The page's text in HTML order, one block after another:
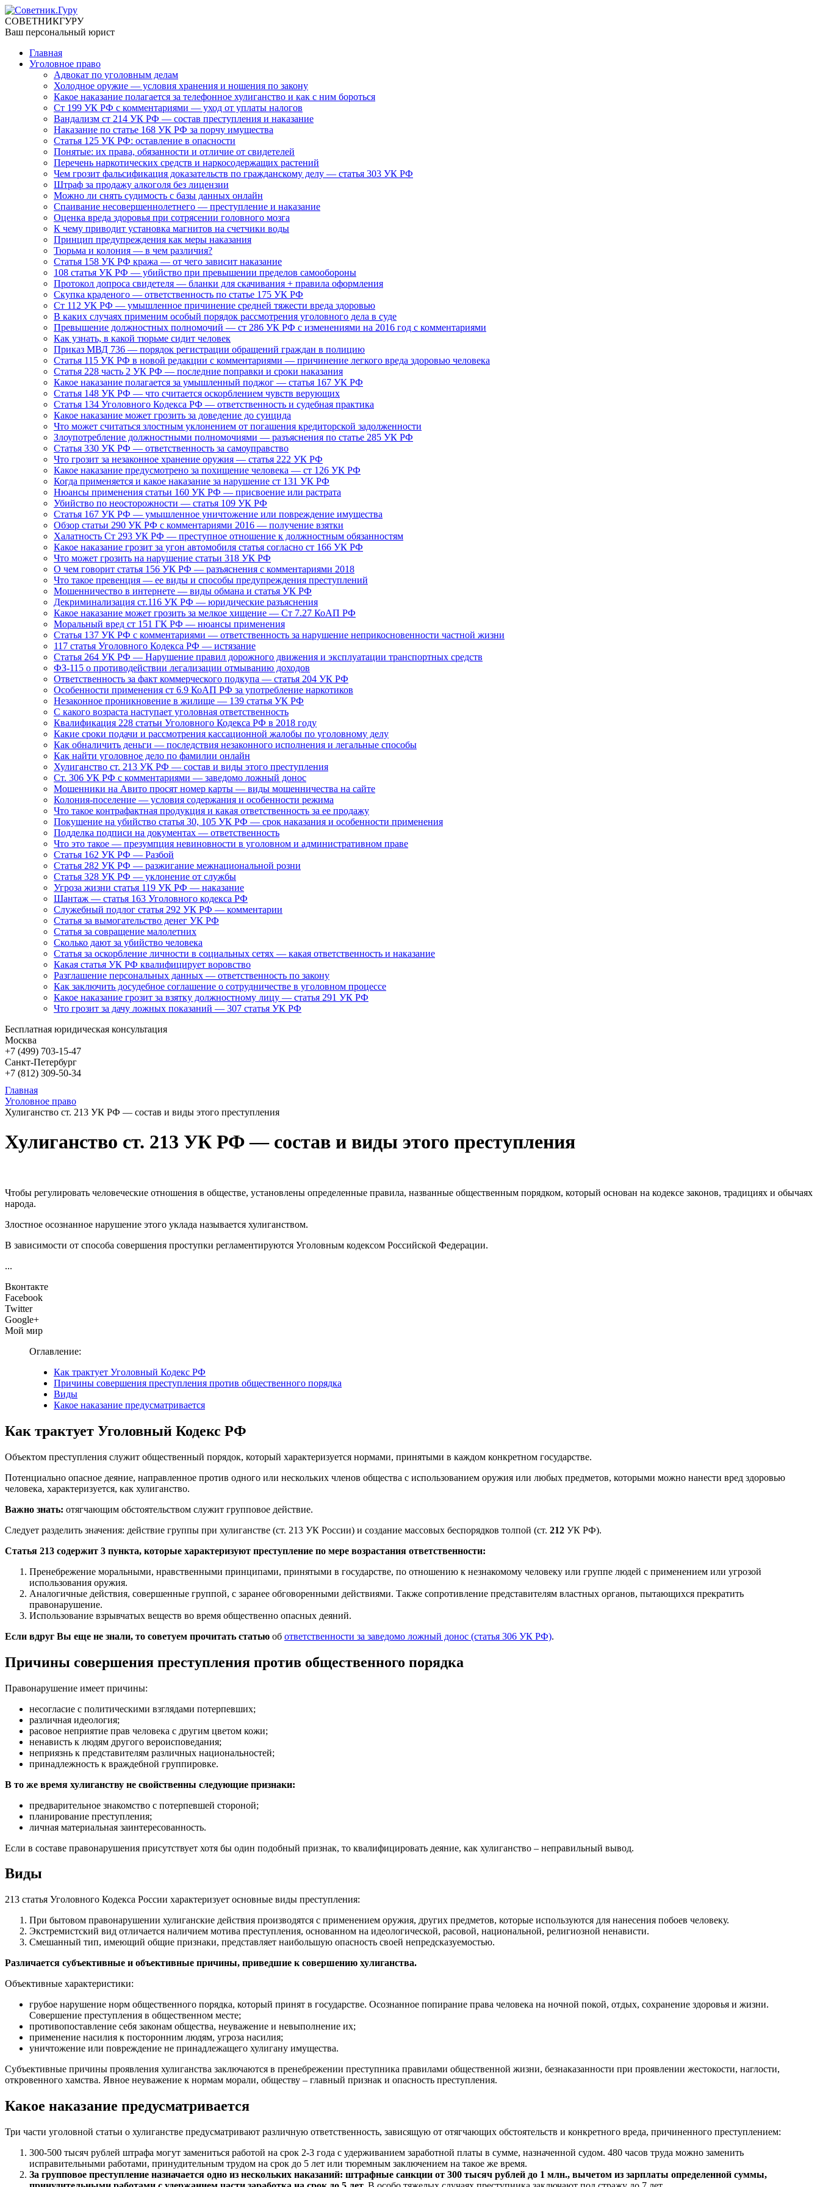
СОВЕТНИКГУРУ
Ваш персональный юрист
Главная
Уголовное право
Адвокат по уголовным делам
Холодное оружие — условия хранения и ношения по закону
Какое наказание полагается за телефонное хулиганство и как с ним бороться
Ст 199 УК РФ с комментариями — уход от уплаты налогов
Вандализм ст 214 УК РФ — состав преступления и наказание
Наказание по статье 168 УК РФ за порчу имущества
Статья 125 УК РФ: оставление в опасности
Понятые: их права, обязанности и отличие от свидетелей
Перечень наркотических средств и наркосодержащих растений
Чем грозит фальсификация доказательств по гражданскому делу — статья 303 УК РФ
Штраф за продажу алкоголя без лицензии
Можно ли снять судимость с базы данных онлайн
Спаивание несовершеннолетнего — преступление и наказание
Оценка вреда здоровья при сотрясении головного мозга
К чему приводит установка магнитов на счетчики воды
Принцип предупреждения как меры наказания
Тюрьма и колония — в чем различия?
Статья 158 УК РФ кража — от чего зависит наказание
108 статья УК РФ — убийство при превышении пределов самообороны
Протокол допроса свидетеля — бланки для скачивания + правила оформления
Скупка краденого — ответственность по статье 175 УК РФ
Ст 112 УК РФ — умышленное причинение средней тяжести вреда здоровью
В каких случаях применим особый порядок рассмотрения уголовного дела в суде
Превышение должностных полномочий — ст 286 УК РФ с изменениями на 2016 год с комментариями
Как узнать, в какой тюрьме сидит человек
Приказ МВД 736 — порядок регистрации обращений граждан в полицию
Статья 115 УК РФ в новой редакции с комментариями — причинение легкого вреда здоровью человека
Статья 228 часть 2 УК РФ — последние поправки и сроки наказания
Какое наказание полагается за умышленный поджог — статья 167 УК РФ
Статья 148 УК РФ — что считается оскорблением чувств верующих
Статья 134 Уголовного Кодекса РФ — ответственность и судебная практика
Какое наказание может грозить за доведение до суицида
Что может считаться злостным уклонением от погашения кредиторской задолженности
Злоупотребление должностными полномочиями — разъяснения по статье 285 УК РФ
Статья 330 УК РФ — ответственность за самоуправство
Что грозит за незаконное хранение оружия — статья 222 УК РФ
Какое наказание предусмотрено за похищение человека — ст 126 УК РФ
Когда применяется и какое наказание за нарушение ст 131 УК РФ
Нюансы применения статьи 160 УК РФ — присвоение или растрата
Убийство по неосторожности — статья 109 УК РФ
Статья 167 УК РФ — умышленное уничтожение или повреждение имущества
Обзор статьи 290 УК РФ с комментариями 2016 — получение взятки
Халатность Ст 293 УК РФ — преступное отношение к должностным обязанностям
Какое наказание грозит за угон автомобиля статья согласно ст 166 УК РФ
Что может грозить на нарушение статьи 318 УК РФ
О чем говорит статья 156 УК РФ — разъяснения с комментариями 2018
Что такое превенция — ее виды и способы предупреждения преступлений
Мошенничество в интернете — виды обмана и статья УК РФ
Декриминализация ст.116 УК РФ — юридические разъяснения
Какое наказание может грозить за мелкое хищение — Ст 7.27 КоАП РФ
Моральный вред ст 151 ГК РФ — нюансы применения
Статья 137 УК РФ с комментариями — ответственность за нарушение неприкосновенности частной жизни
117 статья Уголовного Кодекса РФ — истязание
Статья 264 УК РФ — Нарушение правил дорожного движения и эксплуатации транспортных средств
ФЗ-115 о противодействии легализации отмыванию доходов
Ответственность за факт коммерческого подкупа — статья 204 УК РФ
Особенности применения ст 6.9 КоАП РФ за употребление наркотиков
Незаконное проникновение в жилище — 139 статья УК РФ
С какого возраста наступает уголовная ответственность
Квалификация 228 статьи Уголовного Кодекса РФ в 2018 году
Какие сроки подачи и рассмотрения кассационной жалобы по уголовному делу
Как обналичить деньги — последствия незаконного исполнения и легальные способы
Как найти уголовное дело по фамилии онлайн
Хулиганство ст. 213 УК РФ — состав и виды этого преступления
Ст. 306 УК РФ с комментариями — заведомо ложный донос
Мошенники на Авито просят номер карты — виды мошенничества на сайте
Колония-поселение — условия содержания и особенности режима
Что такое контрафактная продукция и какая ответственность за ее продажу
Покушение на убийство статья 30, 105 УК РФ — срок наказания и особенности применения
Подделка подписи на документах — ответственность
Что это такое — презумпция невиновности в уголовном и административном праве
Статья 162 УК РФ — Разбой
Статья 282 УК РФ — разжигание межнациональной розни
Статья 328 УК РФ — уклонение от службы
Угроза жизни статья 119 УК РФ — наказание
Шантаж — статья 163 Уголовного кодекса РФ
Служебный подлог статья 292 УК РФ — комментарии
Статья за вымогательство денег УК РФ
Статья за совращение малолетних
Сколько дают за убийство человека
Статья за оскорбление личности в социальных сетях — какая ответственность и наказание
Какая статья УК РФ квалифицирует воровство
Разглашение персональных данных — ответственность по закону
Как заключить досудебное соглашение о сотрудничестве в уголовном процессе
Какое наказание грозит за взятку должностному лицу — статья 291 УК РФ
Что грозит за дачу ложных показаний — 307 статья УК РФ
Бесплатная юридическая консультация
Москва
+7 (499) 703-15-47
Санкт-Петербург
+7 (812) 309-50-34
Главная
Уголовное право
Хулиганство ст. 213 УК РФ — состав и виды этого преступления
Хулиганство ст. 213 УК РФ — состав и виды этого преступления
Чтобы регулировать человеческие отношения в обществе, установлены определенные правила, названные общественным порядком, который основан на кодексе законов, традициях и обычаях
народа.
Злостное осознанное нарушение этого уклада называется хулиганством.
В зависимости от способа совершения проступки регламентируются Уголовным кодексом Российской Федерации.
...
Вконтакте
Facebook
Twitter
Google+
Мой мир
Оглавление:
Как трактует Уголовный Кодекс РФ
Причины совершения преступления против общественного порядка
Виды
Какое наказание предусматривается
Как трактует Уголовный Кодекс РФ
Объектом преступления служит общественный порядок, который характеризуется нормами, принятыми в каждом конкретном государстве.
Потенциально опасное деяние, направленное против одного или нескольких членов общества с использованием оружия или любых предметов, которыми можно нанести вред здоровью
человека, характеризуется, как хулиганство.
Важно знать: отягчающим обстоятельством служит групповое действие.
Следует разделить значения: действие группы при хулиганстве (ст. 213 УК России) и создание массовых беспорядков толпой (ст. 212 УК РФ).
Статья 213 содержит 3 пункта, которые характеризуют преступление по мере возрастания ответственности:
Пренебрежение моральными, нравственными принципами, принятыми в государстве, по отношению к незнакомому человеку или группе людей с применением или угрозой
использования оружия.
Аналогичные действия, совершенные группой, с заранее обговоренными действиями. Также сопротивление представителям властных органов, пытающихся прекратить
правонарушение.
Использование взрывчатых веществ во время общественно опасных деяний.
Если вдруг Вы еще не знали, то советуем прочитать статью об ответственности за заведомо ложный донос (статья 306 УК РФ).
Причины совершения преступления против общественного порядка
Правонарушение имеет причины:
несогласие с политическими взглядами потерпевших;
различная идеология;
расовое неприятие прав человека с другим цветом кожи;
ненависть к людям другого вероисповедания;
неприязнь к представителям различных национальностей;
принадлежность к враждебной группировке.
В то же время хулиганству не свойственны следующие признаки:
предварительное знакомство с потерпевшей стороной;
планирование преступления;
личная материальная заинтересованность.
Если в составе правонарушения присутствует хотя бы один подобный признак, то квалифицировать деяние, как хулиганство – неправильный вывод.
Виды
213 статья Уголовного Кодекса России характеризует основные виды преступления:
При бытовом правонарушении хулиганские действия производятся с применением оружия, других предметов, которые используются для нанесения побоев человеку.
Экстремистский вид отличается наличием мотива преступления, основанном на идеологической, расовой, национальной, религиозной ненависти.
Смешанный тип, имеющий общие признаки, представляет наибольшую опасность своей непредсказуемостью.
Различается субъективные и объективные причины, приведшие к совершению хулиганства.
Объективные характеристики:
грубое нарушение норм общественного порядка, который принят в государстве. Осознанное попирание права человека на ночной покой, отдых, сохранение здоровья и жизни.
Совершение преступления в общественном месте;
противопоставление себя законам общества, неуважение и невыполнение их;
применение насилия к посторонним людям, угроза насилия;
уничтожение или повреждение не принадлежащего хулигану имущества.
Субъективные причины проявления хулиганства заключаются в пренебрежении преступника правилами общественной жизни, безнаказанности при проявлении жестокости, наглости,
откровенного хамства. Явное неуважение к нормам морали, обществу – главный признак и опасность преступления.
Какое наказание предусматривается
Три части уголовной статьи о хулиганстве предусматривают различную ответственность, зависящую от отягчающих обстоятельств и конкретного вреда, причиненного преступлением:
300-500 тысяч рублей штрафа могут замениться работой на срок 2-3 года с удерживанием заработной платы в сумме, назначенной судом. 480 часов труда можно заменить
исправительными работами, принудительным трудом на срок до 5 лет или тюремным заключением на такое же время.
За групповое преступление назначается одно из нескольких наказаний: штрафные санкции от 300 тысяч рублей до 1 млн., вычетом из зарплаты определенной суммы,